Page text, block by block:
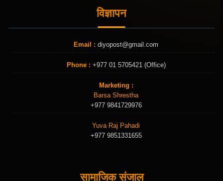
विज्ञापन
Email : diyopost@gmail.com
Phone : +977 01 5705421 (Office)
Marketing :
Barsa Shrestha
+977 9841729976
Yuva Raj Pahadi
+977 9851331655
सामाजिक संजाल